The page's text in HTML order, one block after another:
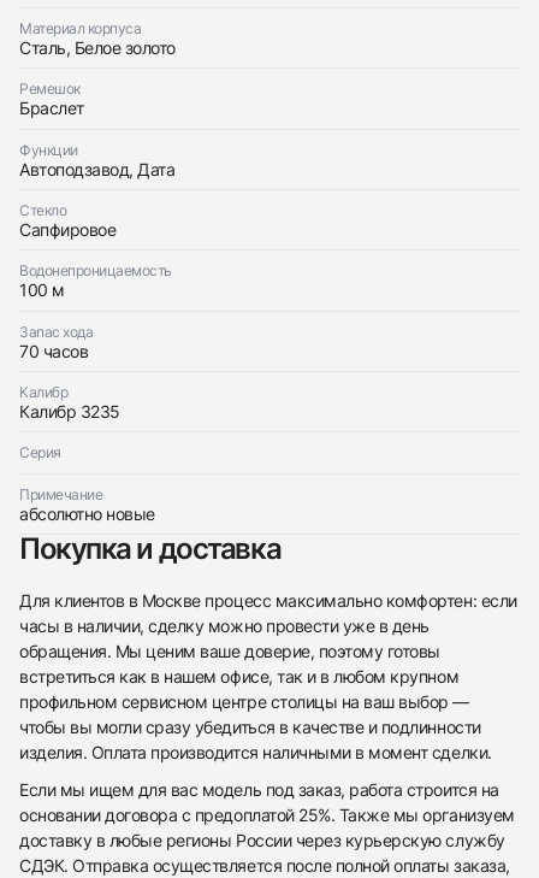
Материал корпуса
Сталь, Белое золото
Ремешок
Браслет
Функции
Автоподзавод, Дата
Стекло
Сапфировое
Водонепроницаемость
100 м
Запас хода
70 часов
Калибр
Калибр 3235
Серия
Примечание
абсолютно новые
Покупка и доставка
Для клиентов в Москве процесс максимально комфортен: если
часы в наличии, сделку можно провести уже в день
обращения. Мы ценим ваше доверие, поэтому готовы
встретиться как в нашем офисе, так и в любом крупном
профильном сервисном центре столицы на ваш выбор —
чтобы вы могли сразу убедиться в качестве и подлинности
изделия. Оплата производится наличными в момент сделки.
Если мы ищем для вас модель под заказ, работа строится на
основании договора с предоплатой 25%. Также мы организуем
доставку в любые регионы России через курьерскую службу
СДЭК. Отправка осуществляется после полной оплаты заказа,
Заказать эти часы
Оставьте ваши контактные данные и мы свяжемся
с вами
Оставьте ваши контактные данные и мы свяжемся
с вами